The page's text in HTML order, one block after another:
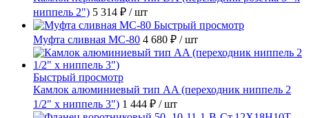
ниппель 2") 5 314 ₽ / шт
Быстрый просмотр
Муфта сливная МС-80 4 680 ₽ / шт
Быстрый просмотр
Камлок алюминиевый тип AA (переходник ниппель 2
1/2" х ниппель 3") 1 444 ₽ / шт